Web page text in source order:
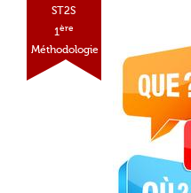
ST2S
1ère
Méthodologie